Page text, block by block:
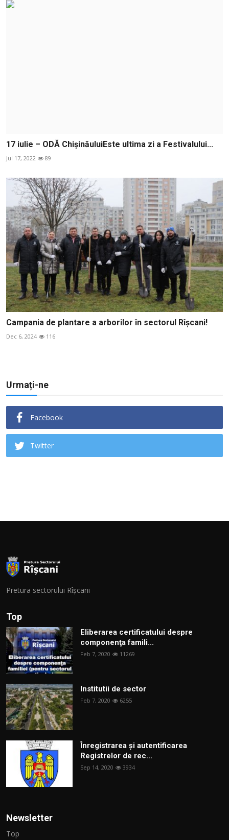
17 iulie – ODĂ ChișinăuluiEste ultima zi a Festivalului...
Jul 17, 2022 89
Campania de plantare a arborilor în sectorul Rîșcani!
Dec 6, 2024 116
Urmați-ne
Facebook
Twitter
Pretura sectorului Rîșcani
Top
Eliberarea certificatului despre
componenţa famili...
Feb 7, 2020 11269
Institutii de sector
Feb 7, 2020 6255
Înregistrarea și autentificarea
Registrelor de rec...
Sep 14, 2020 3934
Newsletter
Top